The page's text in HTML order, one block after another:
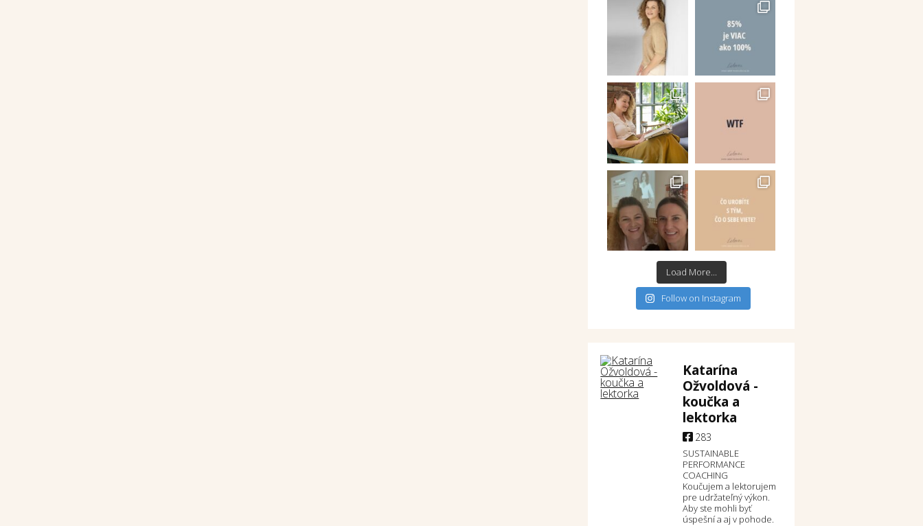
Load More...
Follow on Instagram
Katarína
Ožvoldová -
koučka a
lektorka
283
SUSTAINABLE
PERFORMANCE
COACHING
Koučujem a lektorujem
pre udržateľný výkon.
Aby ste mohli byť
úspešní a aj v pohode.